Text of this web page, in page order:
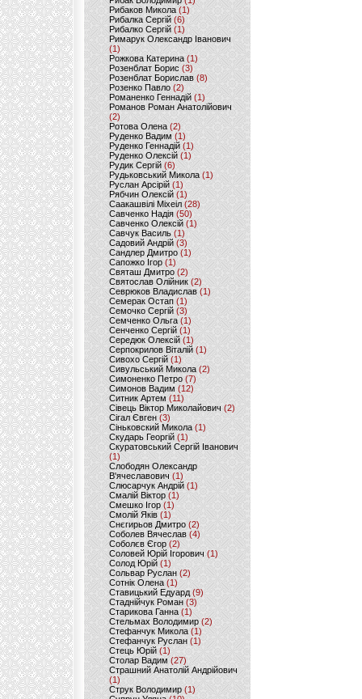
Рибаков Микола(1)
Рибалка Сергій (6)
Рибалко Сергій (1)
Римарук Олександр Іванович
(1)
Рожкова Катерина(1)
Розенблат Борис (3)
Розенблат Борислав (8)
Розенко Павло (2)
Романенко Геннадій (1)
Романов Роман Анатолійович
(2)
Ротова Олена(2)
Руденко Вадим (1)
Руденко Геннадій (1)
Руденко Олексій(1)
Рудик Сергій(6)
Рудьковський Микола (1)
Руслан Арсірій(1)
Рябчин Олексій (1)
Саакашвілі Міхеіл(28)
Савченко Надія (50)
Савченко Олексій(1)
Савчук Василь (1)
Садовий Андрій (3)
Сандлер Дмитро(1)
Сапожко Ігор(1)
Святаш Дмитро (2)
Святослав Олійник (2)
Севрюков Владислав (1)
Семерак Остап (1)
Семочко Сергій (3)
Семченко Ольга (1)
Сенченко Сергій(1)
Середюк Олексій(1)
Серпокрилов Віталій(1)
Сивохо Сергій(1)
Сивульський Микола(2)
Симоненко Петро(7)
Симонов Вадим (12)
Ситник Артем(11)
Сівець Віктор Миколайович(2)
Сігал Євген (3)
Сіньковский Микола(1)
Скударь Георгій (1)
Скуратовський Сергій Іванович
(1)
Слободян Олександр
В'ячеславович(1)
Слюсарчук Андрій(1)
Смалій Віктор (1)
Смешко Ігор (1)
Смолій Яків (1)
Снєгирьов Дмитро (2)
Соболев Вячеслав (4)
Соболєв Єгор(2)
Соловей Юрій Ігорович (1)
Солод Юрій (1)
Сольвар Руслан (2)
Сотнік Олена(1)
Ставицький Едуард (9)
Стаднійчук Роман(3)
Старикова Ганна (1)
Стельмах Володимир(2)
Стефанчук Микола (1)
Стефанчук Руслан (1)
Стець Юрій (1)
Столар Вадим(27)
Страшний Анатолій Андрійович
(1)
Струк Володимир (1)